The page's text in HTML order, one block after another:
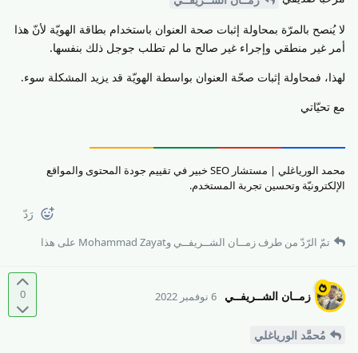
لا يُنصح بالمرّة بمحاولة إثبات صحة العنوان باستخدام بطاقة الهويّة لأنّ هذا
أمر غير منطقي وإجراء غير صالح ما لم تطلب جوجل ذلك بنفسها.
لهذا، فمحاولة إثبات صحّة العنوان بواسطة الهويّة قد يزيد المشكلة سوء.
مع تحيّاتي
محمد الورياغلي | مستشار SEO خبير في تقييم جودة المحتوى والمواقع
الإلكترونيّة وتحسين تجربة المستخدم.
رَدّ
تمّ الرّدّ من طرف زمــان الشــريفــي وMohammad Zayat على هذا
0 زمــان الشــريفــي 6 نوفمبر 2022
مُحمَّد الورياغلي